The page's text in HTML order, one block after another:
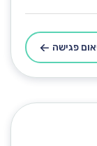
פגישה